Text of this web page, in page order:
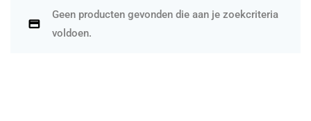
Geen producten gevonden die aan je zoekcriteria
voldoen.